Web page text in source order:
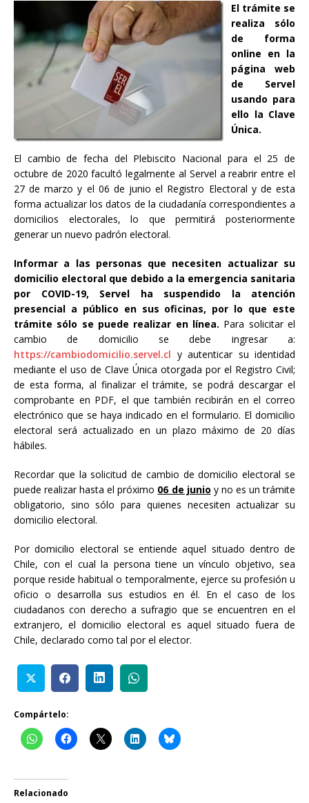
El trámite se
realiza sólo
de forma
online en la
página web
de Servel
usando para
ello la Clave
Única.
El cambio de fecha del Plebiscito Nacional para el 25 de
octubre de 2020 facultó legalmente al Servel a reabrir entre el
27 de marzo y el 06 de junio el Registro Electoral y de esta
forma actualizar los datos de la ciudadanía correspondientes a
domicilios electorales, lo que permitirá posteriormente
generar un nuevo padrón electoral.
Informar a las personas que necesiten actualizar su
domicilio electoral que debido a la emergencia sanitaria
por COVID-19, Servel ha suspendido la atención
presencial a público en sus oficinas, por lo que este
trámite sólo se puede realizar en línea. Para solicitar el
cambio de domicilio se debe ingresar a:
https://cambiodomicilio.servel.cl y autenticar su identidad
mediante el uso de Clave Única otorgada por el Registro Civil;
de esta forma, al finalizar el trámite, se podrá descargar el
comprobante en PDF, el que también recibirán en el correo
electrónico que se haya indicado en el formulario. El domicilio
electoral será actualizado en un plazo máximo de 20 días
hábiles.
Recordar que la solicitud de cambio de domicilio electoral se
puede realizar hasta el próximo 06 de junio y no es un trámite
obligatorio, sino sólo para quienes necesiten actualizar su
domicilio electoral.
Por domicilio electoral se entiende aquel situado dentro de
Chile, con el cual la persona tiene un vínculo objetivo, sea
porque reside habitual o temporalmente, ejerce su profesión u
oficio o desarrolla sus estudios en él. En el caso de los
ciudadanos con derecho a sufragio que se encuentren en el
extranjero, el domicilio electoral es aquel situado fuera de
Chile, declarado como tal por el elector.
Compártelo:
Relacionado